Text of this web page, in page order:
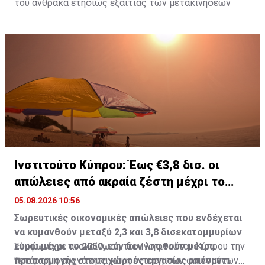
του άνθρακα ετησίως εξαιτίας των μετακινήσεων
δέντρα για να αντισταθμίσουν την ποσότητα οξυγόνου
Ινστιτούτο Κύπρου: Έως €3,8 δισ. οι
απώλειες από ακραία ζέστη μέχρι το
2050
05.08.2026 10:56
Σωρευτικές οικονομικές απώλειες που ενδέχεται
να κυμανθούν μεταξύ 2,3 και 3,8 δισεκατομμυρίων
ευρώ μέχρι το 2050, εάν δεν ληφθούν μέτρα
προσαρμογής στους χώρους εργασίας απέναντι
Σύμφωνα με ανακοίνωση του Ινστιτούτου Κύπρου την
Τετάρτη, η συχνότητα και η ένταση των φαινομένων